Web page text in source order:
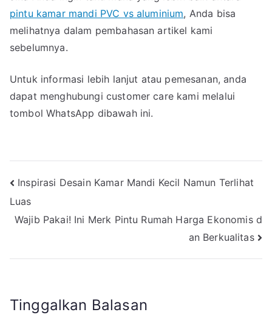
pintu kamar mandi PVC vs aluminium, Anda bisa
melihatnya dalam pembahasan artikel kami
sebelumnya.
Untuk informasi lebih lanjut atau pemesanan, anda
dapat menghubungi customer care kami melalui
tombol WhatsApp dibawah ini.
Navigasi
pos
Inspirasi Desain Kamar Mandi Kecil Namun Terlihat
Luas
Wajib Pakai! Ini Merk Pintu Rumah Harga Ekonomis d
an Berkualitas
Tinggalkan Balasan